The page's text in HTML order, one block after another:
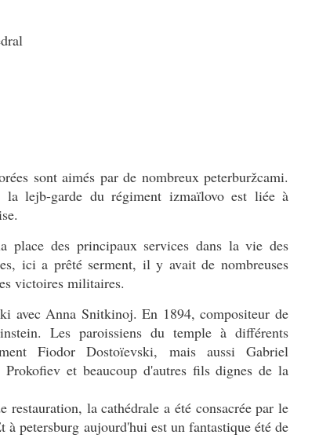
sont aimés par de nombreux peterburžcami.
la lejb-garde du régiment izmaïlovo est liée à
place des principaux services dans la vie des
ici a prêté serment, il y avait de nombreuses
victoires militaires.
avec Anna Snitkinoj. En 1894, compositeur de
Les paroissiens du temple à différents
Fiodor Dostoïevski, mais aussi Gabriel
et beaucoup d'autres fils dignes de la
restauration, la cathédrale a été consacrée par le
petersburg aujourd'hui est un fantastique été de